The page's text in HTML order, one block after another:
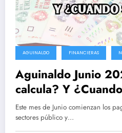
AGUINALDO FINANCIERAS
Aguinaldo Junio
calcula? Y
Este mes de Junio comienzan los
sectores público y…